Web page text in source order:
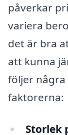
påverkar
variera
det är bra
att kunna
följer några
faktorerna:
Storlek